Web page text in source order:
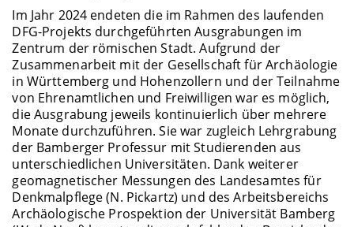
Im Jahr 2024 endeten die im Rahmen des laufenden
DFG-Projekts durchgeführten Ausgrabungen im
Zentrum der römischen Stadt. Aufgrund der
Zusammenarbeit mit der Gesellschaft für Archäologie
in Württemberg und Hohenzollern und der Teilnahme
von Ehrenamtlichen und Freiwilligen war es möglich,
die Ausgrabung jeweils kontinuierlich über mehrere
Monate durchzuführen. Sie war zugleich Lehrgrabung
der Bamberger Professur mit Studierenden aus
unterschiedlichen Universitäten. Dank weiterer
geomagnetischer Messungen des Landesamtes für
Denkmalpflege (N. Pickartz) und des Arbeitsbereichs
Archäologische Prospektion der Universität Bamberg